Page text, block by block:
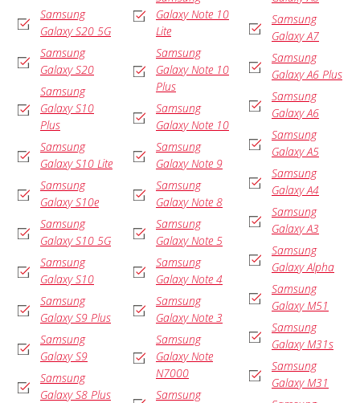
Samsung
Galaxy S20 5G
Samsung
Galaxy S20
Samsung
Galaxy S10
Plus
Samsung
Galaxy S10 Lite
Samsung
Galaxy S10e
Samsung
Galaxy S10 5G
Samsung
Galaxy S10
Samsung
Galaxy S9 Plus
Samsung
Galaxy S9
Samsung
Galaxy S8 Plus
Galaxy Note 10
Lite
Samsung
Galaxy Note 10
Plus
Samsung
Galaxy Note 10
Samsung
Galaxy Note 9
Samsung
Galaxy Note 8
Samsung
Galaxy Note 5
Samsung
Galaxy Note 4
Samsung
Galaxy Note 3
Samsung
Galaxy Note
N7000
Samsung
Samsung
Galaxy A7
Samsung
Galaxy A6 Plus
Samsung
Galaxy A6
Samsung
Galaxy A5
Samsung
Galaxy A4
Samsung
Galaxy A3
Samsung
Galaxy Alpha
Samsung
Galaxy M51
Samsung
Galaxy M31s
Samsung
Galaxy M31